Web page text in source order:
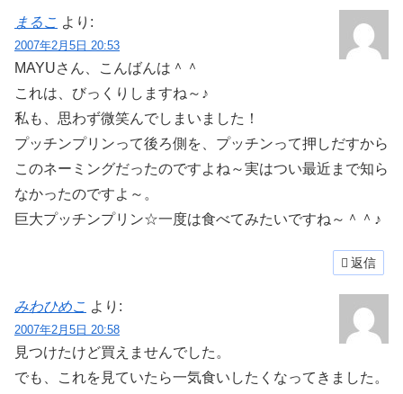
まるこ より:
2007年2月5日 20:53
MAYUさん、こんばんは＾＾
これは、びっくりしますね～♪
私も、思わず微笑んでしまいました！
プッチンプリンって後ろ側を、プッチンって押しだすから
このネーミングだったのですよね～実はつい最近まで知ら
なかったのですよ～。
巨大プッチンプリン☆一度は食べてみたいですね～＾＾♪
返信
みわひめこ より:
2007年2月5日 20:58
見つけたけど買えませんでした。
でも、これを見ていたら一気食いしたくなってきました。